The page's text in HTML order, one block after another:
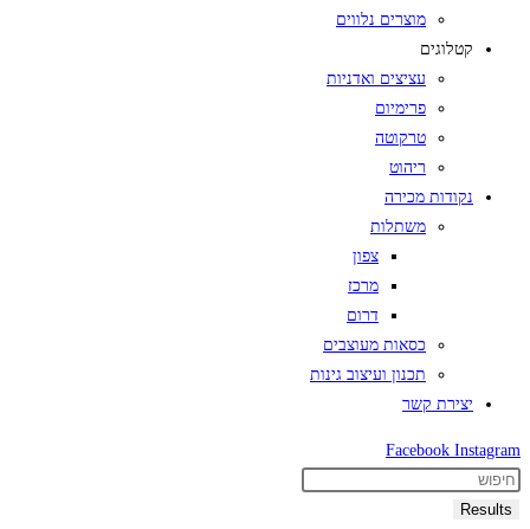
מוצרים נלווים
קטלוגים
עציצים ואדניות
פרימיום
טרקוטה
ריהוט
נקודות מכירה
משתלות
צפון
מרכז
דרום
כסאות מעוצבים
תכנון ועיצוב גינות
יצירת קשר
Facebook Instagram
Search
...
Results